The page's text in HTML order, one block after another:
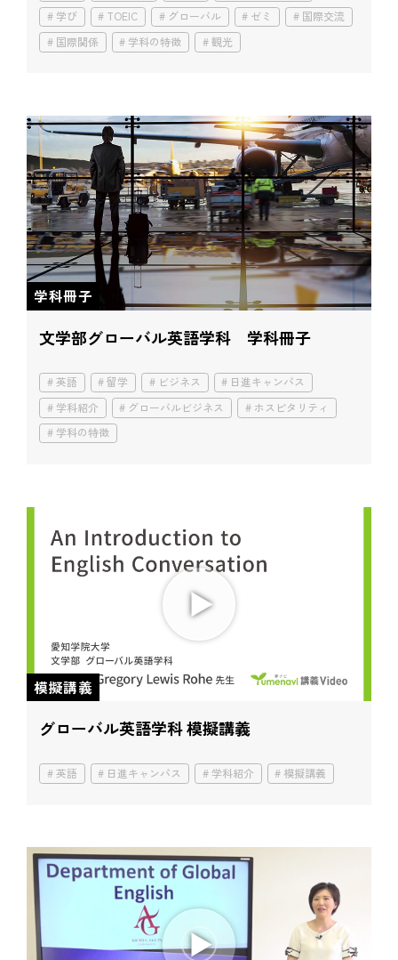
学び
TOEIC グローバル ゼミ
国際交流
国際関係
学科の特徴 観光
学科冊子
文学部グローバル英語学科 学科冊子
英語 留学 ビジネス
日進キャンパス
学科紹介
グローバルビジネス
ホスピタリティ
学科の特徴
模擬講義
グローバル英語学科 模擬講義
英語 日進キャンパス 学科紹介 模擬講義